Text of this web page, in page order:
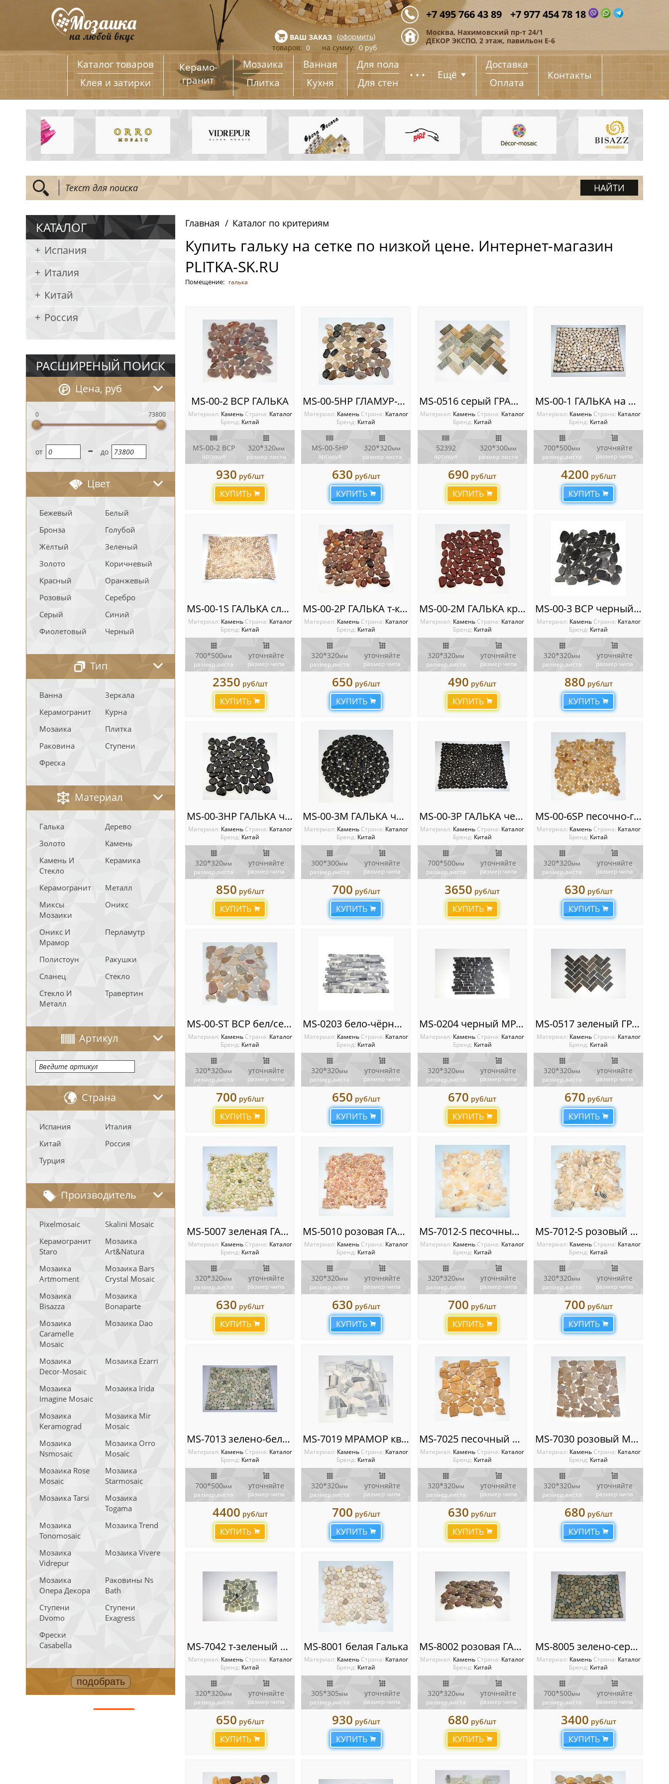
+7 495 766 43 89 +7 977 454 78 18
Москва, Нахимовский пр-т 24/1
ДЕКОР ЭКСПО, 2 этаж, павильон Е-6
ВАШ ЗАКАЗ (оформить)
товаров: 0 на сумму: 0 руб
Каталог товаров
Клея и затирки
Керамо­
гранит
Мозаика
Плитка
Ванная
Кухня
Для пола
Для стен
... Ещё
Доставка
Оплата
Контакты
КАТАЛОГ
Испания
Италия
Китай
Россия
РАСШИРЕНЫЙ ПОИСК
Цена, руб
0 73800
oт - до
Цвет
Бежевый
Белый
Бронза
Голубой
Жёлтый
Зеленый
Золото
Коричневый
Красный
Оранжевый
Розовый
Серебро
Серый
Синий
Фиолетовый
Черный
Тип
Ванна
Зеркала
Керамогранит
Курна
Мозаика
Плитка
Раковина
Ступени
Фреска
Материал
Галька
Дерево
Золото
Камень
Камень И
Стекло
Керамика
Керамогранит
Металл
Миксы
Мозаики
Оникс
Оникс И
Мрамор
Перламутр
Полистоун
Ракушки
Сланец
Стекло
Стекло И
Металл
Травертин
Артикул
Страна
Испания
Италия
Китай
Россия
Турция
Производитель
Pixelmosaic
Skalini Mosaic
Керамогранит
Staro
Мозаика
Art&Natura
Мозаика
Artmoment
Мозаика Bars
Crystal Mosaic
Мозаика
Bisazza
Мозаика
Bonaparte
Мозаика
Caramelle
Mosaic
Мозаика Dao
Мозаика
Decor-Mosaic
Мозаика Ezarri
Мозаика
Imagine Mosaic
Мозаика Irida
Мозаика
Keramograd
Мозаика Mir
Mosaic
Мозаика
Nsmosaic
Мозаика Orro
Mosaic
Мозаика Rose
Mosaic
Мозаика
Starmosaic
Мозаика Tarsi
Мозаика
Togama
Мозаика
Tonomosaic
Мозаика Trend
Мозаика
Vidrepur
Мозаика Vivere
Мозаика
Опера Декора
Раковины Ns
Bath
Ступени
Dvomo
Ступени
Exagress
Фрески
Casabella
Главная Каталог по критериям
Купить гальку на сетке по низкой цене. Интернет-магазин
PLITKA-SK.RU
Помещение: галька
MS-00-2 BCP ГАЛЬКА
Материал: Камень Cтрана: Каталог
Бренд: Китай
MS-00-2 BCP
артикул
320*320мм
размер листа
930 руб/шт
КУПИТЬ
MS-00-5HP ГЛАМУР-ГЛЯНЕЦ
Материал: Камень Cтрана: Каталог
Бренд: Китай
MS-00-5HP
артикул
320*320мм
размер листа
630 руб/шт
КУПИТЬ
MS-0516 серый ГРАНИТ кирпич-ёлочка серый
Материал: Камень Cтрана: Каталог
Бренд: Китай
52392
артикул
320*300мм
размер листа
690 руб/шт
КУПИТЬ
MS-00-1 ГАЛЬКА на РЕЗИНЕ бело-серый
Материал: Камень Cтрана: Каталог
Бренд: Китай
700*500мм
размер листа
уточняйте
размер чипа
4200 руб/шт
КУПИТЬ
MS-00-1S ГАЛЬКА слоновая кость
Материал: Камень Cтрана: Каталог
Бренд: Китай
700*500мм
размер листа
уточняйте
размер чипа
2350 руб/шт
КУПИТЬ
MS-00-2P ГАЛЬКА т-коричневый
Материал: Камень Cтрана: Каталог
Бренд: Китай
320*320мм
размер листа
уточняйте
размер чипа
650 руб/шт
КУПИТЬ
MS-00-2М ГАЛЬКА красная
Материал: Камень Cтрана: Каталог
Бренд: Китай
320*320мм
размер листа
уточняйте
размер чипа
490 руб/шт
КУПИТЬ
MS-00-3 BCP черный ГАЛЬКА овал
Материал: Камень Cтрана: Каталог
Бренд: Китай
320*320мм
размер листа
уточняйте
размер чипа
880 руб/шт
КУПИТЬ
MS-00-3HP ГАЛЬКА черный
Материал: Камень Cтрана: Каталог
Бренд: Китай
320*320мм
размер листа
уточняйте
размер чипа
850 руб/шт
КУПИТЬ
MS-00-3M ГАЛЬКА черный на КРУГЕ
Материал: Камень Cтрана: Каталог
Бренд: Китай
300*300мм
размер листа
уточняйте
размер чипа
700 руб/шт
КУПИТЬ
MS-00-3P ГАЛЬКА черная
Материал: Камень Cтрана: Каталог
Бренд: Китай
700*500мм
размер листа
уточняйте
размер чипа
3650 руб/шт
КУПИТЬ
MS-00-6SP песочно-глянцевая ГАЛЬКА крупная
Материал: Камень Cтрана: Каталог
Бренд: Китай
320*320мм
размер листа
уточняйте
размер чипа
630 руб/шт
КУПИТЬ
MS-00-ST BCP бел/сер/красный ГАЛЬКА овал
Материал: Камень Cтрана: Каталог
Бренд: Китай
320*320мм
размер листа
уточняйте
размер чипа
700 руб/шт
КУПИТЬ
MS-0203 бело-чёрный МРАМОР ПРЕМИУМ
Материал: Камень Cтрана: Каталог
Бренд: Китай
320*320мм
размер листа
уточняйте
размер чипа
650 руб/шт
КУПИТЬ
MS-0204 черный МРАМОР ПРЕМИУМ
Материал: Камень Cтрана: Каталог
Бренд: Китай
320*320мм
размер листа
уточняйте
размер чипа
670 руб/шт
КУПИТЬ
MS-0517 зеленый ГРАНИТ кирпич-ёлочка
Материал: Камень Cтрана: Каталог
Бренд: Китай
320*320мм
размер листа
уточняйте
размер чипа
670 руб/шт
КУПИТЬ
MS-5007 зеленая ГАЛЬКА крупная
Материал: Камень Cтрана: Каталог
Бренд: Китай
320*320мм
размер листа
уточняйте
размер чипа
630 руб/шт
КУПИТЬ
MS-5010 розовая ГАЛЬКА крупная MS-5010 розовая
Материал: Камень Cтрана: Каталог
Бренд: Китай
320*320мм
размер листа
уточняйте
размер чипа
630 руб/шт
КУПИТЬ
MS-7012-S песочный Оникс треугольник
Материал: Камень Cтрана: Каталог
Бренд: Китай
320*320мм
размер листа
уточняйте
размер чипа
700 руб/шт
КУПИТЬ
MS-7012-S розовый МРАМОР треугольник
Материал: Камень Cтрана: Каталог
Бренд: Китай
320*320мм
размер листа
уточняйте
размер чипа
700 руб/шт
КУПИТЬ
MS-7013 зелено-белый ГАЛЬКА коврик на резине
Материал: Камень Cтрана: Каталог
Бренд: Китай
700*500мм
размер листа
уточняйте
размер чипа
4400 руб/шт
КУПИТЬ
MS-7019 МРАМОР квадрат серый
Материал: Камень Cтрана: Каталог
Бренд: Китай
320*320мм
размер листа
уточняйте
размер чипа
700 руб/шт
КУПИТЬ
MS-7025 песочный МРАМОР квадрат
Материал: Камень Cтрана: Каталог
Бренд: Китай
320*320мм
размер листа
уточняйте
размер чипа
630 руб/шт
КУПИТЬ
MS-7030 розовый МРАМОР квадрат
Материал: Камень Cтрана: Каталог
Бренд: Китай
320*320мм
размер листа
уточняйте
размер чипа
680 руб/шт
КУПИТЬ
MS-7042 т-зеленый МРАМОР квадрат
Материал: Камень Cтрана: Каталог
Бренд: Китай
320*320мм
размер листа
уточняйте
размер чипа
650 руб/шт
КУПИТЬ
MS-8001 белая Галька
Материал: Камень Cтрана: Каталог
Бренд: Китай
305*305мм
размер листа
уточняйте
размер чипа
930 руб/шт
КУПИТЬ
MS-8002 розовая ГАЛЬКА
Материал: Камень Cтрана: Каталог
Бренд: Китай
320*320мм
размер листа
уточняйте
размер чипа
680 руб/шт
КУПИТЬ
MS-8005 зелено-серый ГАЛЬКА коврик на резине
Материал: Камень Cтрана: Каталог
Бренд: Китай
700*500мм
размер листа
уточняйте
размер чипа
3400 руб/шт
КУПИТЬ